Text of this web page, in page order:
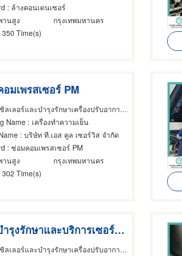
: ล้างคอนเดนเซอร์
านสูง
กรุงเทพมหานคร
350 Time(s)
มเพรสเซอร์ PM
รับซ่อมชิลเลอร์และบำรุงรักษาเครื่องปรับอากาศ - T.S Cool Services
Name : เครื่องทำความเย็น
: บริษัท ที.เอส คูล เซอร์วิส จำกัด
: ซ่อมคอมเพรสเซอร์ PM
านสูง
กรุงเทพมหานคร
302 Time(s)
ดูแลบำรุงรักษาและบริการเซอร์วิสต่างๆ
รับซ่อมชิลเลอร์และบำรุงรักษาเครื่องปรับอากาศ - T.S Cool Services